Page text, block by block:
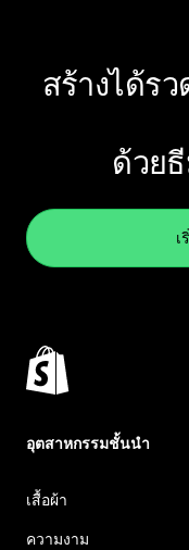
สร้างได้ร
ด้วย
เ
อุตสาหกรรมชั้นนำ
เสื้อผ้า
ความงาม